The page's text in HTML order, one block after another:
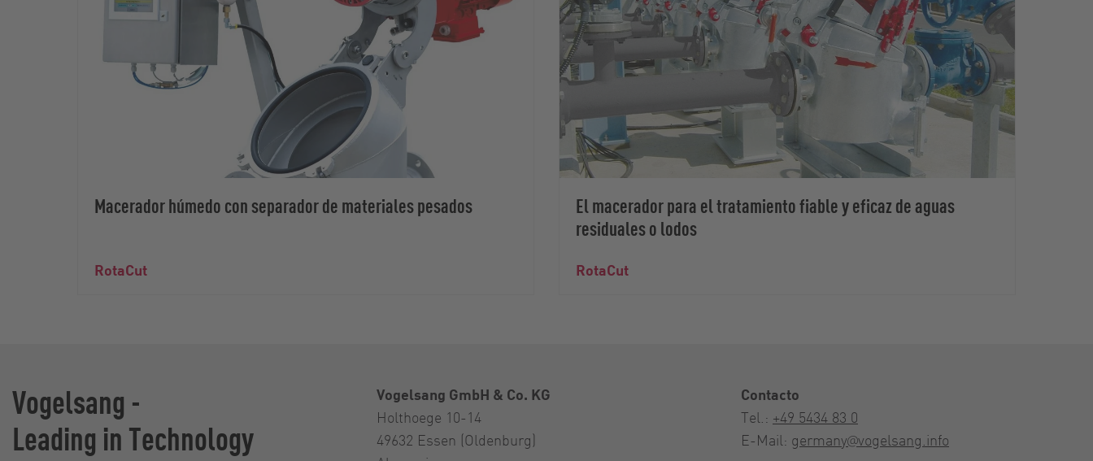
Macerador húmedo con separador de materiales pesados
RotaCut
El macerador para el tratamiento fiable y eficaz de aguas
residuales o lodos
RotaCut
Vogelsang -
Leading in Technology
Vogelsang GmbH & Co. KG
Holthoege 10-14
49632 Essen (Oldenburg)
Contacto
Tel.: +49 5434 83 0
E-Mail: germany@vogelsang.info